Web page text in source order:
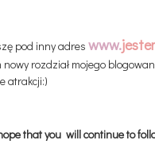
pod inny adres www.
rozdział mojego
atrakcji:)
that you will continue to